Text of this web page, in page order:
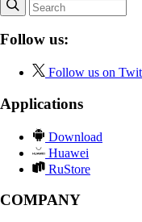
Follow us:
Follow us on
Applications
Download
Huawei
RuStore
COMPANY